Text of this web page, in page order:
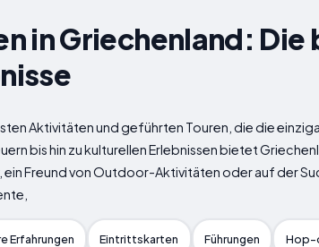
in Griechenland:
Aktivitäten und geführten Touren, die die
bis hin zu kulturellen Erlebnissen bietet
Freund von Outdoor-Aktivitäten oder auf der
Erfahrungen Eintrittskarten Führungen Hop-